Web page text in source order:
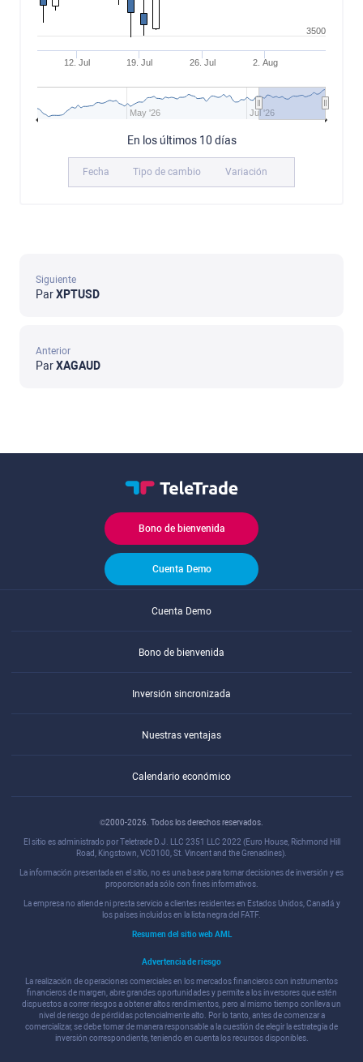
12. Jul 19. Jul 26. Jul 2. Aug
May '26 Jul '26
3500
En los últimos 10 días
Fecha Tipo de cambio Variación
Siguiente
ParXPTUSD
Anterior
ParXAGAUD
Bono de bienvenida
Cuenta Demo
Cuenta Demo
Bono de bienvenida
Inversión sincronizada
Nuestras ventajas
Calendario económico
©2000-2026. Todos los derechos reservados.
El sitio es administrado por Teletrade D.J. LLC 2351 LLC 2022 (Euro House, Richmond Hill
Road, Kingstown, VC0100, St. Vincent and the Grenadines).
La información presentada en el sitio, no es una base para tomar decisiones de inversión y es
proporcionada sólo con fines informativos.
La empresa no atiende ni presta servicio a clientes residentes en Estados Unidos, Canadá y
los países incluidos en la lista negra del FATF.
Resumen del sitio web AML
Advertencia de riesgo
La realización de operaciones comerciales en los mercados financieros con instrumentos
financieros de margen, abre grandes oportunidades y permite a los inversores que estén
dispuestos a correr riesgos a obtener altos rendimientos, pero al mismo tiempo conlleva un
nivel de riesgo de pérdidas potencialmente alto. Por lo tanto, antes de comenzar a
comercializar, se debe tomar de manera responsable a la cuestión de elegir la estrategia de
inversión correspondiente, teniendo en cuenta los recursos disponibles.